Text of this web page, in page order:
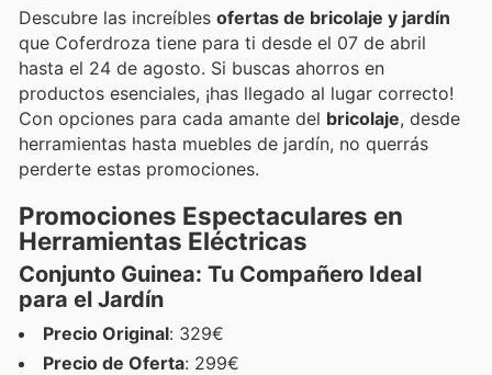
Descubre las increíbles ofertas de bricolaje y jardín
que Coferdroza tiene para ti desde el 07 de abril
hasta el 24 de agosto. Si buscas ahorros en
productos esenciales, ¡has llegado al lugar correcto!
Con opciones para cada amante del bricolaje, desde
herramientas hasta muebles de jardín, no querrás
perderte estas promociones.
Promociones Espectaculares en
Herramientas Eléctricas
Conjunto Guinea: Tu Compañero Ideal
para el Jardín
Precio Original: 329€
Precio de Oferta: 299€